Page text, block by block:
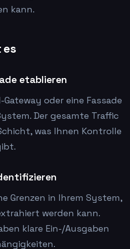
kann.
etablieren
Gateway oder eine Fassade
Der gesamte Traffic
was Ihnen Kontrolle
Grenzen in Ihrem System,
werden kann.
klare Ein-/Ausgaben